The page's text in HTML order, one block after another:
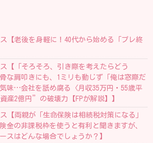
【老後を身軽に！40代から始める「プレ終
【「そろそろ、引き際を考えたらどう
な肩叩きにも、1ミリも動じず「俺は窓際だ
味…会社を舐め腐る〈月収35万円・55歳平
産2億円”の破壊力【FPが解説】】
【両親が「生命保険は相続税対策になる」
金の非課税枠を使うと有利と聞きますが、
スはどんな場合でしょうか？】